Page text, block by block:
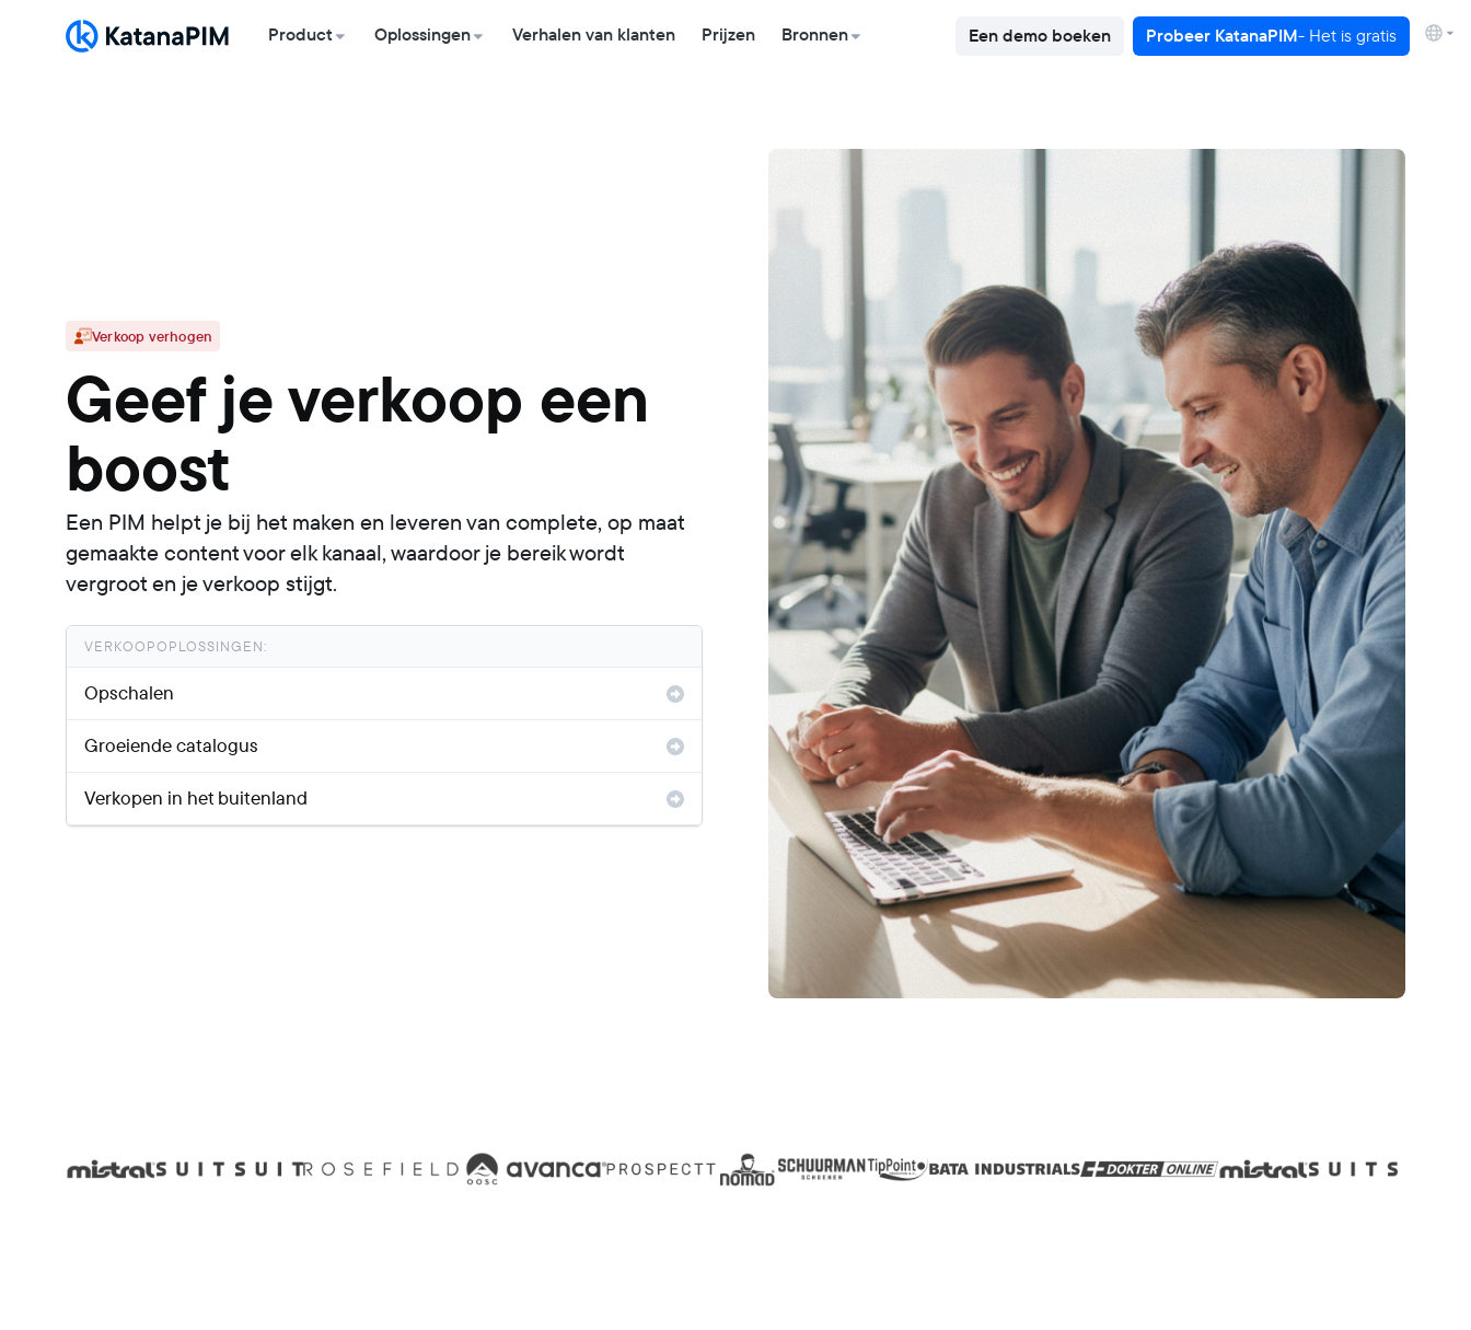
Product Oplossingen Verhalen van klanten Prijzen Bronnen Een demo boeken Probeer KatanaPIM- Het is gratis
Verkoop verhogen
Geef je verkoop een
boost
Een PIM helpt je bij het maken en leveren van complete, op maat
gemaakte content voor elk kanaal, waardoor je bereik wordt
vergroot en je verkoop stijgt.
VERKOOPOPLOSSINGEN:
Opschalen
Groeiende catalogus
Verkopen in het buitenland